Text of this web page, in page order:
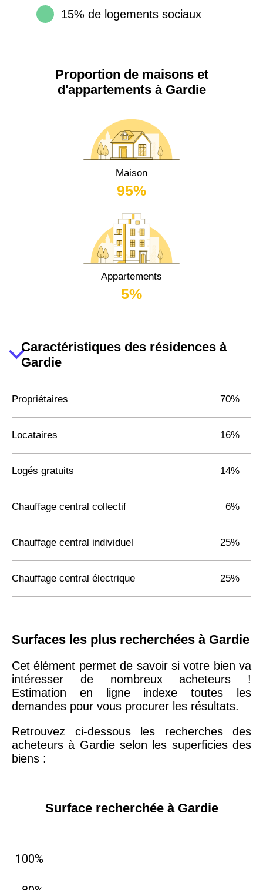
15% de logements sociaux
Proportion de maisons et
d'appartements à Gardie
Maison
95%
Appartements
5%
Caractéristiques des résidences à
Gardie
Propriétaires 70%
Locataires 16%
Logés gratuits 14%
Chauffage central collectif 6%
Chauffage central individuel 25%
Chauffage central électrique 25%
Surfaces les plus recherchées à Gardie
Cet élément permet de savoir si votre bien va
intéresser de nombreux acheteurs !
Estimation en ligne indexe toutes les
demandes pour vous procurer les résultats.
Retrouvez ci-dessous les recherches des
acheteurs à Gardie selon les superficies des
biens :
Surface recherchée à Gardie